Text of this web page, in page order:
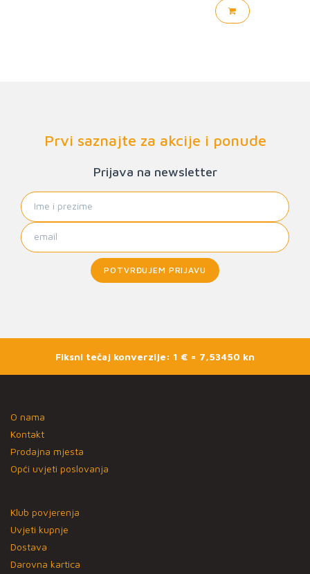
Prvi saznajte za akcije i ponude
Prijava na newsletter
POTVRĐUJEM PRIJAVU
Fiksni tečaj konverzije: 1 € = 7,53450 kn
O nama
Kontakt
Prodajna mjesta
Opći uvjeti poslovanja
Klub povjerenja
Uvjeti kupnje
Dostava
Darovna kartica